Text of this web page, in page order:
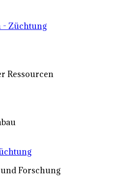
- Züchtung
Ressourcen
Forschung